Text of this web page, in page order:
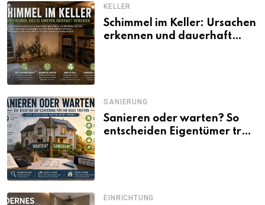
KELLER
Schimmel im Keller: Ursachen
erkennen und dauerhaft
SANIERUNG
Sanieren oder warten? So
entscheiden Eigentümer trotz
EINRICHTUNG